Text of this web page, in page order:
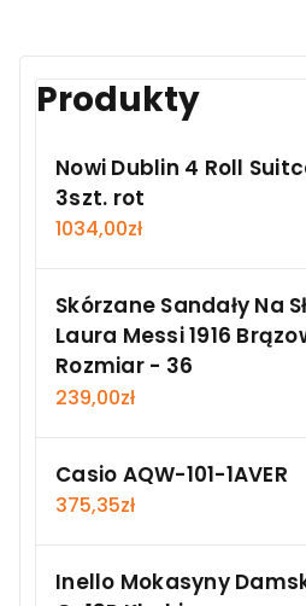
Produkty
Nowi Dublin 4 Roll
3szt. rot
1034,00zł
Skórzane Sandały Na
Laura Messi 1916
Rozmiar - 36
239,00zł
Casio AQW-101-1AVER
375,35zł
Inello Mokasyny